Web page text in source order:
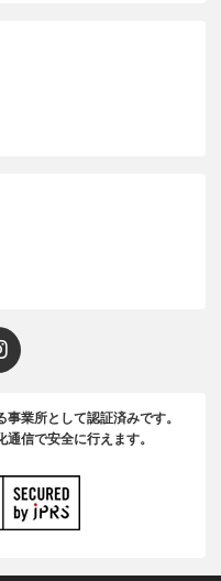
業所として認証済みです。
信で安全に行えます。